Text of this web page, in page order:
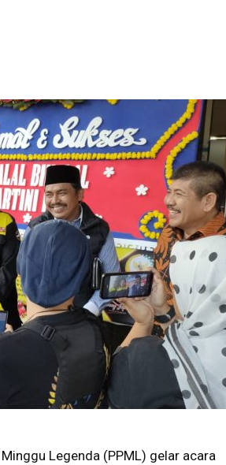
Minggu Legenda (PPML) gelar acara